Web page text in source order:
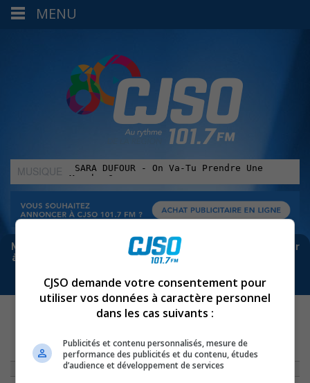
MUSIQUE
:
Meta bloque les infos sur Facebook. Pour ne rien manquer
à Sorel-Tracy et la région, abonne-toi à notre infolettre :
NON CLASSÉ »RICHELIEU-YAMASKA REVIENT DES JEUX DU
QUÉBEC AVEC DU BRONZE AU GOÛT D’OR
» EF – JEUX
MENU
CJSO demande votre consentement pour
utiliser vos données à caractère personnel
dans les cas suivants :
Publicités et contenu personnalisés, mesure de
performance des publicités et du contenu, études
d’audience et développement de services